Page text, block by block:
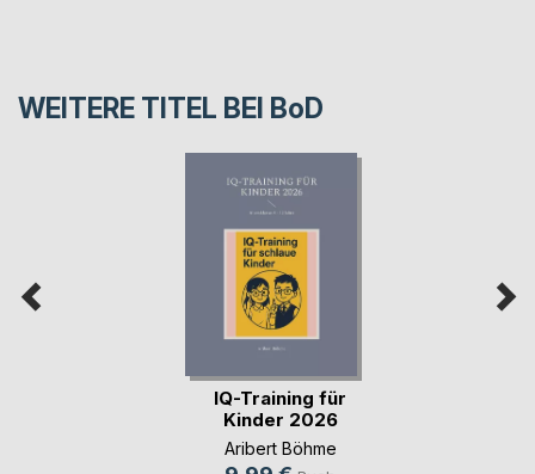
WEITERE TITEL BEI BoD
IQ-Training für
Kinder 2026
Aribert Böhme